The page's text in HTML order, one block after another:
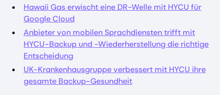
Hawaii Gas erwischt eine DR-Welle mit HYCU für
Google Cloud
Anbieter von mobilen Sprachdiensten trifft mit
HYCU-Backup und -Wiederherstellung die richtige
Entscheidung
UK-Krankenhausgruppe verbessert mit HYCU ihre
gesamte Backup-Gesundheit